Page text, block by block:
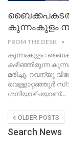
കുന്നംകുളം
FROM THE DESK
കുന്നംകുളം :
കഴിഞ്ഞിരുന്ന
മരിച്ചു. റവന്യൂ
വെള്ളാറ്റഞ്ഞൂർ
ശനിയാഴ്ചയാണ്…
OLDER POSTS
Search News